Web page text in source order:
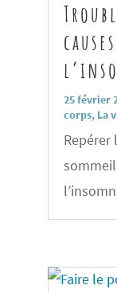
25 février
corps, La